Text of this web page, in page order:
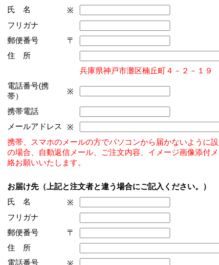
氏 名
※
フリガナ
郵便番号
〒
住 所
兵庫県神戸市灘区楠丘町４－２－１９
電話番号(携
帯）
※
携帯電話
メールアドレス
※
携帯、スマホのメールの方でパソコンから届かないように
の場合、自動返信メール、ご注文内容、イメージ画像添付
絡お願いいたします。
お届け先（上記と注文者と違う場合にご記入ください。）
氏 名
※
フリガナ
郵便番号
〒
住 所
電話番号